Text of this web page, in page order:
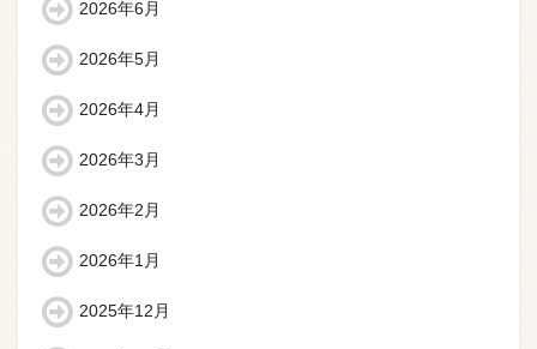
2026年6月
2026年5月
2026年4月
2026年3月
2026年2月
2026年1月
2025年12月